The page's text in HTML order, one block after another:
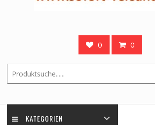
0 0
KATEGORIEN